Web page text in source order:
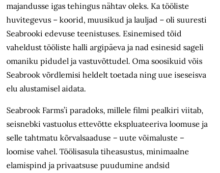
majandusse igas tehingus nähtav oleks. Ka tööliste
huvitegevus – koorid, muusikud ja lauljad – oli suuresti
Seabrooki edevuse teenistuses. Esinemised tõid
vaheldust tööliste halli argipäeva ja nad esinesid sageli
omaniku pidudel ja vastuvõttudel. Oma soosikuid võis
Seabrook võrdlemisi heldelt toetada ning uue iseseisva
elu alustamisel aidata.
Seabrook Farms’i paradoks, millele filmi pealkiri viitab,
seisnebki vastuolus ettevõtte ekspluateeriva loomuse ja
selle tahtmatu kõrvalsaaduse – uute võimaluste –
loomise vahel. Töölisasula tiheasustus, minimaalne
elamispind ja privaatsuse puudumine andsid